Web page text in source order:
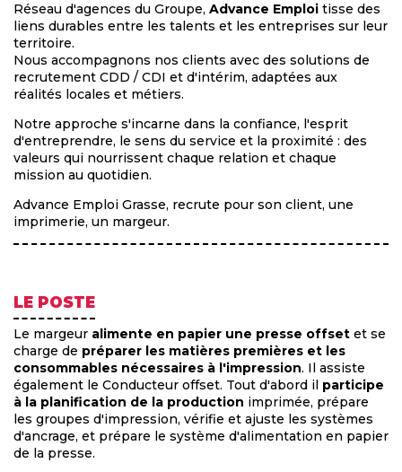
Réseau d'agences du Groupe, Advance Emploi tisse des
liens durables entre les talents et les entreprises sur leur
territoire.
Nous accompagnons nos clients avec des solutions de
recrutement CDD / CDI et d'intérim, adaptées aux
réalités locales et métiers.
Notre approche s'incarne dans la confiance, l'esprit
d'entreprendre, le sens du service et la proximité : des
valeurs qui nourrissent chaque relation et chaque
mission au quotidien.
Advance Emploi Grasse, recrute pour son client, une
imprimerie, un margeur.
LE POSTE
Le margeur alimente en papier une presse offset et se
charge de préparer les matières premières et les
consommables nécessaires à l'impression. Il assiste
également le Conducteur offset. Tout d'abord il participe
à la planification de la production imprimée, prépare
les groupes d'impression, vérifie et ajuste les systèmes
d'ancrage, et prépare le système d'alimentation en papier
de la presse.